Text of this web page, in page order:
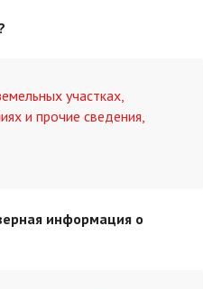
участках,
и прочие сведения,
информация о